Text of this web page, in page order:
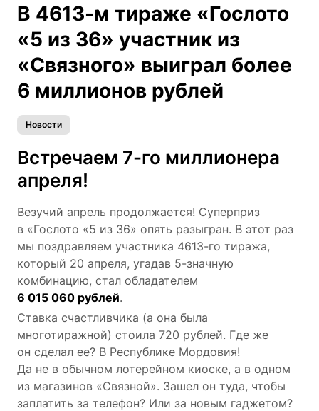
В 4613-м тираже «Гослото
«5 из 36» участник из
«Связного» выиграл более
6 миллионов рублей
Новости
Встречаем 7-го миллионера
апреля!
Везучий апрель продолжается! Суперприз
в «Гослото «5 из 36» опять разыгран. В этот раз
мы поздравляем участника 4613-го тиража,
который 20 апреля, угадав 5-значную
комбинацию, стал обладателем
6 015 060 рублей.
Ставка счастливчика (а она была
многотиражной) стоила 720 рублей. Где же
он сделал ее? В Республике Мордовия!
Да не в обычном лотерейном киоске, а в одном
из магазинов «Связной». Зашел он туда, чтобы
заплатить за телефон? Или за новым гаджетом?